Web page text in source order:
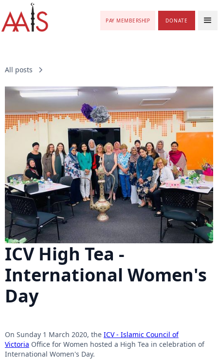
PAY MEMBERSHIP DONATE
All posts
ICV High Tea -
International Women's
Day
On Sunday 1 March 2020, the ICV - Islamic Council of
Victoria Office for Women hosted a High Tea in celebration of
International Women's Day.